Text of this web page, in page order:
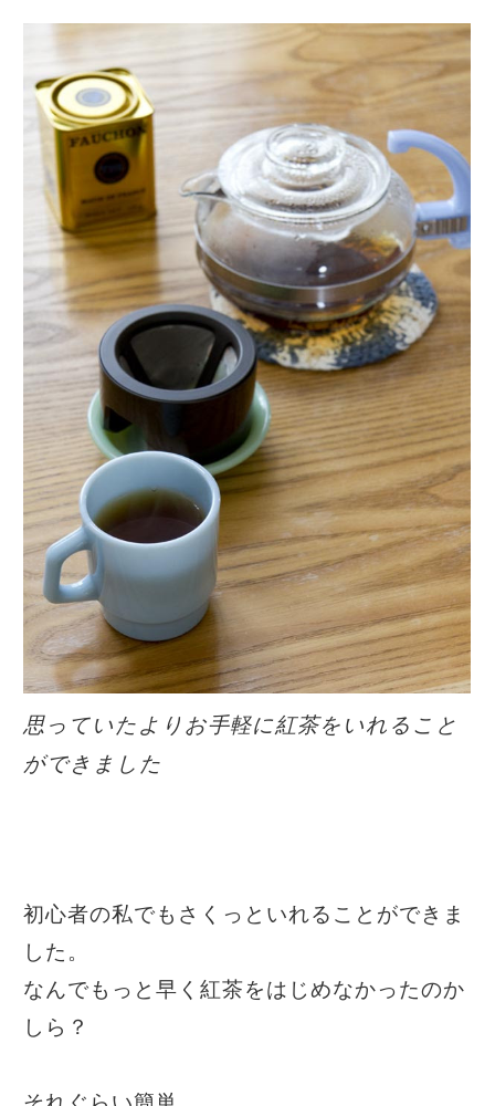
思っていたよりお手軽に紅茶をいれること
ができました
初心者の私でもさくっといれることができま
した。
なんでもっと早く紅茶をはじめなかったのか
しら？